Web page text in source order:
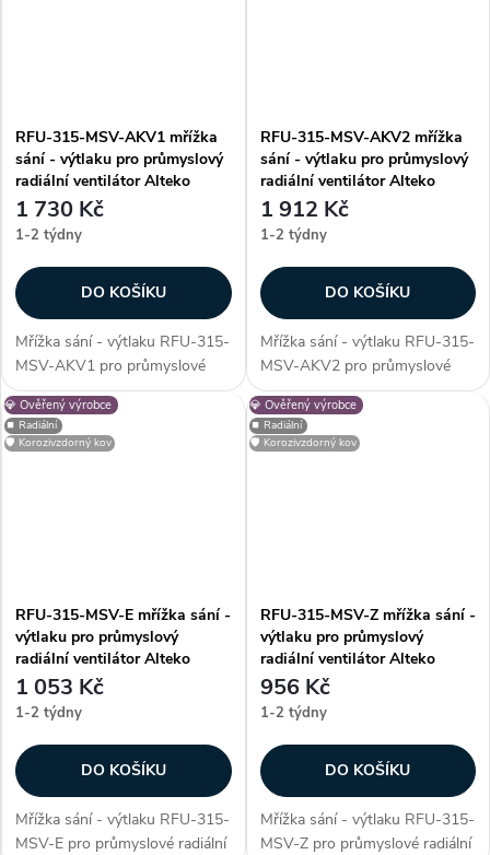
RFU-315-MSV-AKV1 mřížka
sání - výtlaku pro průmyslový
radiální ventilátor Alteko
1 730 Kč
1-2 týdny
DO KOŠÍKU
Mřížka sání - výtlaku RFU-315-
MSV-AKV1 pro průmyslové
radiální ventilátory řady RFU -
315. Mřížka slouží jako
ochranný prvek, který zabrání
RFU-315-MSV-AKV2 mřížka
sání - výtlaku pro průmyslový
radiální ventilátor Alteko
1 912 Kč
1-2 týdny
DO KOŠÍKU
Mřížka sání - výtlaku RFU-315-
MSV-AKV2 pro průmyslové
radiální ventilátory řady RFU -
315. Mřížka slouží jako
ochranný prvek, který zabrání
💎 Ověřený výrobce
⏹️ Radiální
🛡️ Korozivzdorný kov
RFU-315-MSV-E mřížka sání -
výtlaku pro průmyslový
radiální ventilátor Alteko
1 053 Kč
1-2 týdny
DO KOŠÍKU
Mřížka sání - výtlaku RFU-315-
MSV-E pro průmyslové radiální
💎 Ověřený výrobce
⏹️ Radiální
🛡️ Korozivzdorný kov
RFU-315-MSV-Z mřížka sání -
výtlaku pro průmyslový
radiální ventilátor Alteko
956 Kč
1-2 týdny
DO KOŠÍKU
Mřížka sání - výtlaku RFU-315-
MSV-Z pro průmyslové radiální